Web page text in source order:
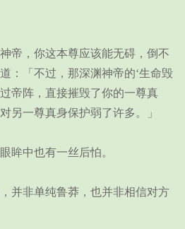
，你这本尊应该能无碍，倒不
：「不过，那深渊神帝的‘生命毁
帝阵，直接摧毁了你的一尊真
另一尊真身保护弱了许多。」
中也有一丝后怕。
非单纯鲁莽，也并非相信对方